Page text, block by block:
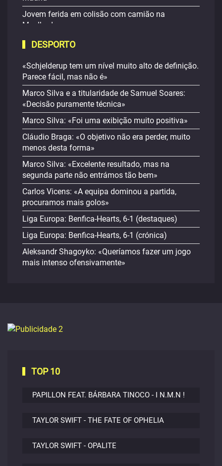
Jovem ferida em colisão com camião na
Mealhada
DESPORTO
«Schjelderup tem um nível muito alto de definição.
Parece fácil, mas não é»
Marco Silva e a titularidade de Samuel Soares:
«Decisão puramente técnica»
Marco Silva: «Foi uma exibição muito positiva»
Cláudio Braga: «O objetivo não era perder, muito
menos desta forma»
Marco Silva: «Excelente resultado, mas na
segunda parte não entrámos tão bem»
Carlos Vicens: «A equipa dominou a partida,
procuramos mais golos»
Liga Europa: Benfica-Hearts, 6-1 (destaques)
Liga Europa: Benfica-Hearts, 6-1 (crónica)
Aleksandr Shagoyko: «Queríamos fazer um jogo
mais intenso ofensivamente»
TOP 10
PAPILLON FEAT. BÁRBARA TINOCO - I N.M.N !
TAYLOR SWIFT - THE FATE OF OPHELIA
TAYLOR SWIFT - OPALITE